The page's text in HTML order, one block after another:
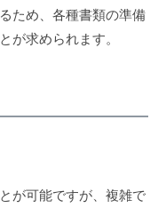
ため、各種書類の準備
が求められます。
が可能ですが、複雑で